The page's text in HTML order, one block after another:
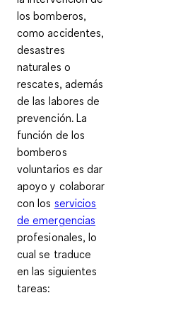
los bomberos,
como accidentes,
desastres
naturales o
rescates, además
de las labores de
prevención. La
función de los
bomberos
voluntarios es dar
apoyo y colaborar
con los servicios
de emergencias
profesionales, lo
cual se traduce
en las siguientes
tareas: